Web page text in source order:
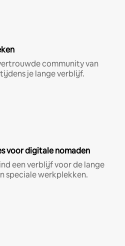
community van
je lange verblijf.
voor digitale nomaden
een verblijf voor de lange
speciale werkplekken.